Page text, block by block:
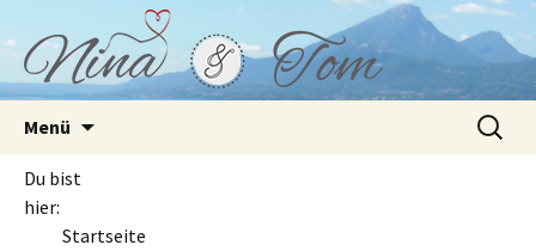
Menü
Suchen
nach:
Du bist
hier:
Startseite